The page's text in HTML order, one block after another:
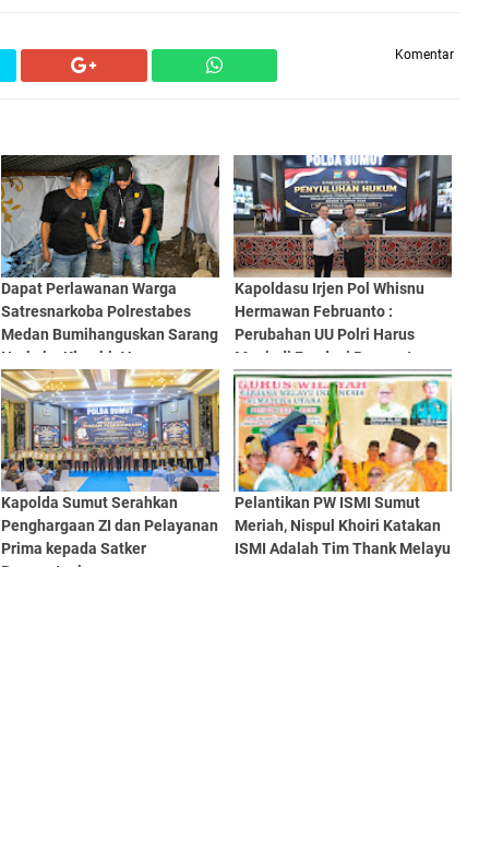
Komentar
Dapat Perlawanan Warga
Satresnarkoba Polrestabes
Medan Bumihanguskan Sarang
Narkoba Klambir V
Kapoldasu Irjen Pol Whisnu
Hermawan Februanto :
Perubahan UU Polri Harus
Menjadi Fondasi Penguatan
Profesionalisme dan
Akuntabilitas Personel
Kapolda Sumut Serahkan
Penghargaan ZI dan Pelayanan
Prima kepada Satker
Berprestasi
Pelantikan PW ISMI Sumut
Meriah, Nispul Khoiri Katakan
ISMI Adalah Tim Thank Melayu